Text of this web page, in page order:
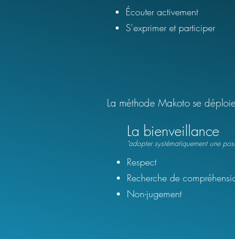
Écouter activement
S'exprimer et participer
La bienveillance
"adopter systématiquement une
Respect
Recherche de
Non-jugement
La méthode Makoto se